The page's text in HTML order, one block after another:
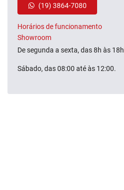
(19) 3864-7080
Horários de funcionamento
Showroom
De segunda a sexta, das 8h às 18h
Sábado, das 08:00 até às 12:00.